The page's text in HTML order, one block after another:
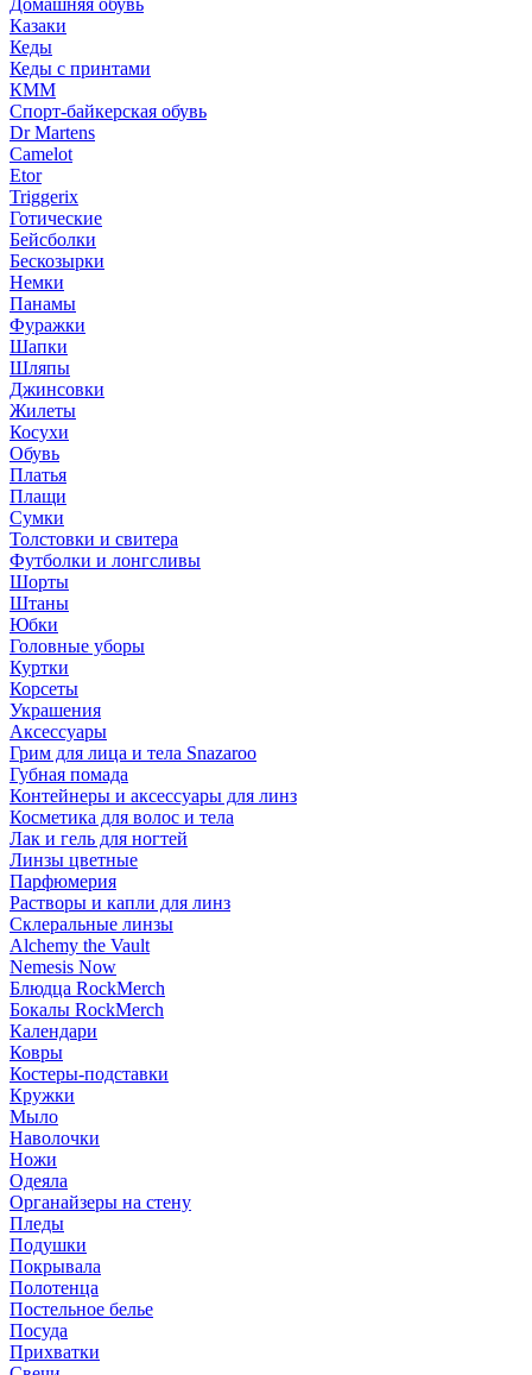
Домашняя обувь
Казаки
Кеды
Кеды с принтами
КММ
Спорт-байкерская обувь
Dr Martens
Camelot
Etor
Triggerix
Готические
Бейсболки
Бескозырки
Немки
Панамы
Фуражки
Шапки
Шляпы
Джинсовки
Жилеты
Косухи
Обувь
Платья
Плащи
Сумки
Толстовки и свитера
Футболки и лонгсливы
Шорты
Штаны
Юбки
Головные уборы
Куртки
Корсеты
Украшения
Аксессуары
Грим для лица и тела Snazaroo
Губная помада
Контейнеры и аксессуары для линз
Косметика для волос и тела
Лак и гель для ногтей
Линзы цветные
Парфюмерия
Растворы и капли для линз
Склеральные линзы
Alchemy the Vault
Nemesis Now
Блюдца RockMerch
Бокалы RockMerch
Календари
Ковры
Костеры-подставки
Кружки
Мыло
Наволочки
Ножи
Одеяла
Органайзеры на стену
Пледы
Подушки
Покрывала
Полотенца
Постельное белье
Посуда
Прихватки